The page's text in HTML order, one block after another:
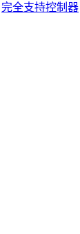
完全支持控制器